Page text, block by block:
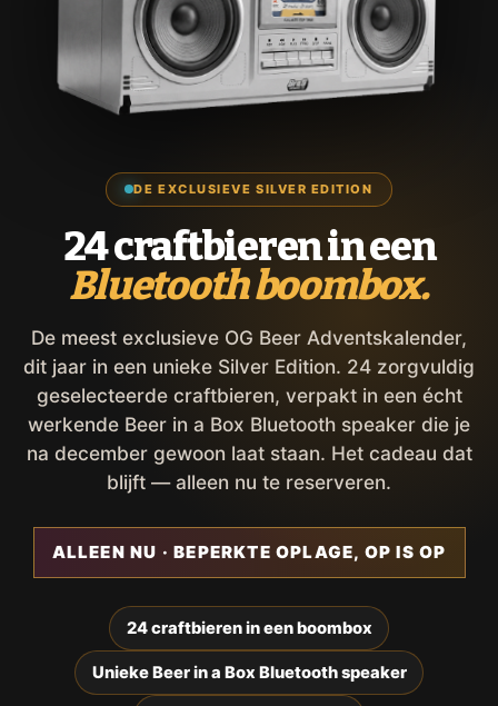
DE EXCLUSIEVE SILVER EDITION
24 craftbieren in een
Bluetooth boombox.
De meest exclusieve OG Beer Adventskalender,
dit jaar in een unieke Silver Edition. 24 zorgvuldig
geselecteerde craftbieren, verpakt in een écht
werkende Beer in a Box Bluetooth speaker die je
na december gewoon laat staan. Het cadeau dat
blijft — alleen nu te reserveren.
ALLEEN NU · BEPERKTE OPLAGE, OP IS OP
24 craftbieren in een boombox
Unieke Beer in a Box Bluetooth speaker